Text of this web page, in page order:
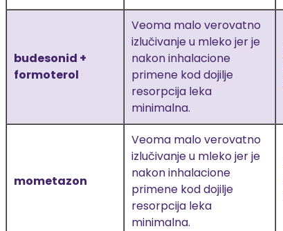
budesonid +
formoterol
Veoma malo verovatno
izlučivanje u mleko jer je
nakon inhalacione
primene kod dojilje
resorpcija leka
minimalna.
mometazon
Veoma malo verovatno
izlučivanje u mleko jer je
nakon inhalacione
primene kod dojilje
resorpcija leka
minimalna.